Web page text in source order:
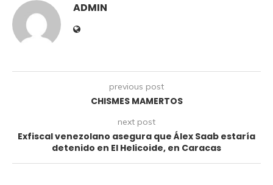
ADMIN
previous post
CHISMES MAMERTOS
next post
Exfiscal venezolano asegura que Álex Saab estaría
detenido en El Helicoide, en Caracas